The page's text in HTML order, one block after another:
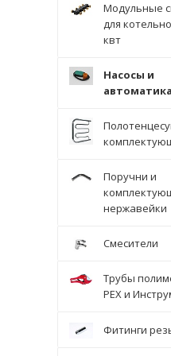
Модульные
для
квт
Насосы и
автоматика
Поручни и
нержавейки
Смесители
Трубы
PEX и
Фитинги